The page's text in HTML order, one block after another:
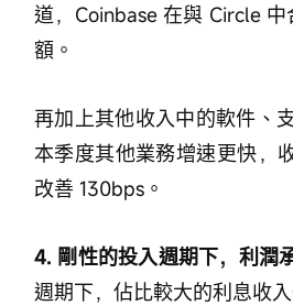
道，Coinbase 在與 Circle
額。
再加上其他收入中的軟件、
本季度其他業務增速更快，
改善 130bps。
4. 剛性的投入週期下，利潤承
週期下，佔比較大的利息收